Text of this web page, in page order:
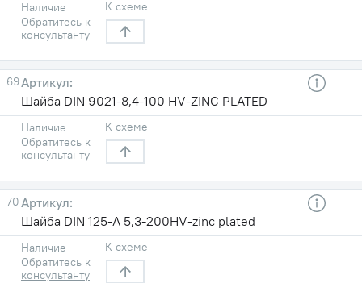
Наличие
Обратитесь к
консультанту
К схеме
69
Шайба DIN 9021-8,4-100 HV-ZINC PLATED
Наличие
Обратитесь к
консультанту
К схеме
70
Шайба DIN 125-A 5,3-200HV-zinc plated
Наличие
Обратитесь к
консультанту
К схеме